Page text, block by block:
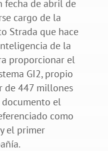
fecha de abril de
cargo de la
Strada que hace
de la
proporcionar el
GI2, propio
de 447 millones
documento el
como
el primer